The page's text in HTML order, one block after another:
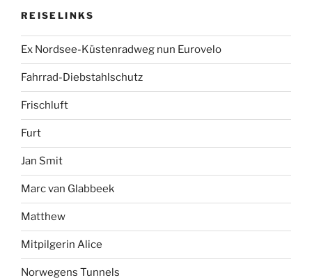
REISELINKS
Ex Nordsee-Küstenradweg nun Eurovelo
Fahrrad-Diebstahlschutz
Frischluft
Furt
Jan Smit
Marc van Glabbeek
Matthew
Mitpilgerin Alice
Norwegens Tunnels